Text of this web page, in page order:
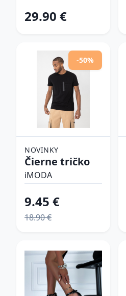
29.90 €
-50%
NOVINKY
Čierne tričko
iMODA
9.45 €
18.90 €